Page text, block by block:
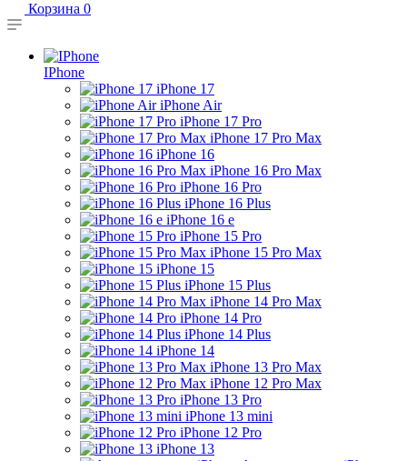
Корзина 0
IPhone
iPhone 17
iPhone Air
iPhone 17 Pro
iPhone 17 Pro Max
iPhone 16
iPhone 16 Pro Max
iPhone 16 Pro
iPhone 16 Plus
iPhone 16 e
iPhone 15 Pro
iPhone 15 Pro Max
iPhone 15
iPhone 15 Plus
iPhone 14 Pro Max
iPhone 14 Pro
iPhone 14 Plus
iPhone 14
iPhone 13 Pro Max
iPhone 12 Pro Max
iPhone 13 Pro
iPhone 13 mini
iPhone 12 Pro
iPhone 13